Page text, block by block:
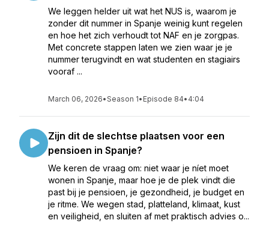
We leggen helder uit wat het NUS is, waarom je
zonder dit nummer in Spanje weinig kunt regelen
en hoe het zich verhoudt tot NAF en je zorgpas.
Met concrete stappen laten we zien waar je je
nummer terugvindt en wat studenten en stagiairs
vooraf ...
March 06, 2026•Season 1• Episode 84• 4:04
Zijn dit de slechtse plaatsen voor een
pensioen in Spanje?
We keren de vraag om: niet waar je níet moet
wonen in Spanje, maar hoe je de plek vindt die
past bij je pensioen, je gezondheid, je budget en
je ritme. We wegen stad, platteland, klimaat, kust
en veiligheid, en sluiten af met praktisch advies o...